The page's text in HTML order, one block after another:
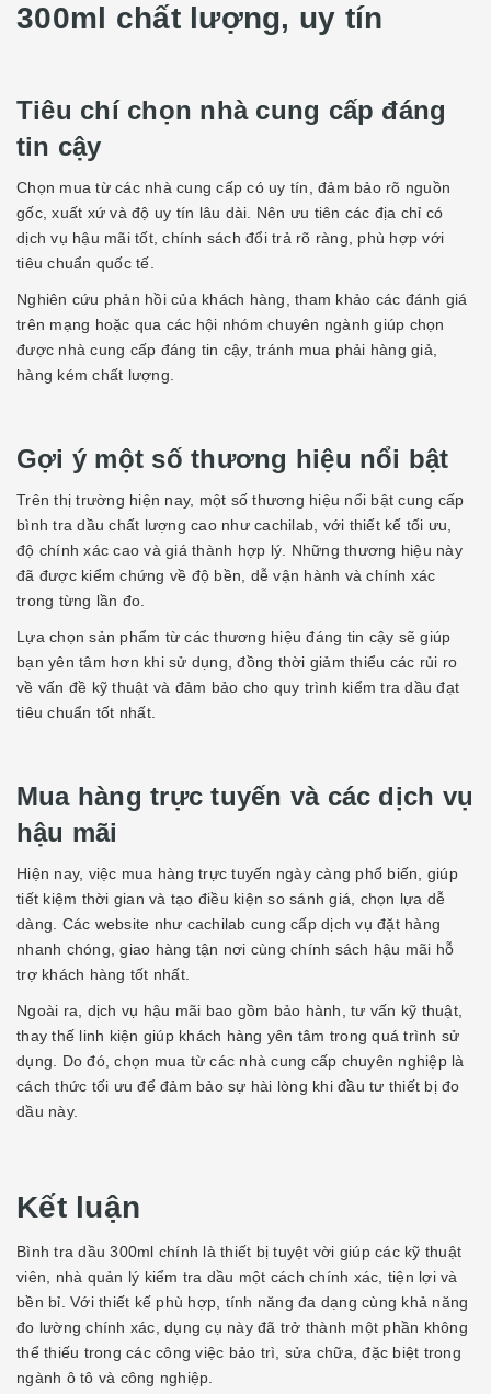
300ml chất lượng, uy tín
Tiêu chí chọn nhà cung cấp đáng
tin cậy
Chọn mua từ các nhà cung cấp có uy tín, đảm bảo rõ nguồn
gốc, xuất xứ và độ uy tín lâu dài. Nên ưu tiên các địa chỉ có
dịch vụ hậu mãi tốt, chính sách đổi trả rõ ràng, phù hợp với
tiêu chuẩn quốc tế.
Nghiên cứu phản hồi của khách hàng, tham khảo các đánh giá
trên mạng hoặc qua các hội nhóm chuyên ngành giúp chọn
được nhà cung cấp đáng tin cậy, tránh mua phải hàng giả,
hàng kém chất lượng.
Gợi ý một số thương hiệu nổi bật
Trên thị trường hiện nay, một số thương hiệu nổi bật cung cấp
bình tra dầu chất lượng cao như cachilab, với thiết kế tối ưu,
độ chính xác cao và giá thành hợp lý. Những thương hiệu này
đã được kiểm chứng về độ bền, dễ vận hành và chính xác
trong từng lần đo.
Lựa chọn sản phẩm từ các thương hiệu đáng tin cậy sẽ giúp
bạn yên tâm hơn khi sử dụng, đồng thời giảm thiểu các rủi ro
về vấn đề kỹ thuật và đảm bảo cho quy trình kiểm tra dầu đạt
tiêu chuẩn tốt nhất.
Mua hàng trực tuyến và các dịch vụ
hậu mãi
Hiện nay, việc mua hàng trực tuyến ngày càng phổ biến, giúp
tiết kiệm thời gian và tạo điều kiện so sánh giá, chọn lựa dễ
dàng. Các website như cachilab cung cấp dịch vụ đặt hàng
nhanh chóng, giao hàng tận nơi cùng chính sách hậu mãi hỗ
trợ khách hàng tốt nhất.
Ngoài ra, dịch vụ hậu mãi bao gồm bảo hành, tư vấn kỹ thuật,
thay thế linh kiện giúp khách hàng yên tâm trong quá trình sử
dụng. Do đó, chọn mua từ các nhà cung cấp chuyên nghiệp là
cách thức tối ưu để đảm bảo sự hài lòng khi đầu tư thiết bị đo
dầu này.
Kết luận
Bình tra dầu 300ml chính là thiết bị tuyệt vời giúp các kỹ thuật
viên, nhà quản lý kiểm tra dầu một cách chính xác, tiện lợi và
bền bỉ. Với thiết kế phù hợp, tính năng đa dạng cùng khả năng
đo lường chính xác, dụng cụ này đã trở thành một phần không
thể thiếu trong các công việc bảo trì, sửa chữa, đặc biệt trong
ngành ô tô và công nghiệp.